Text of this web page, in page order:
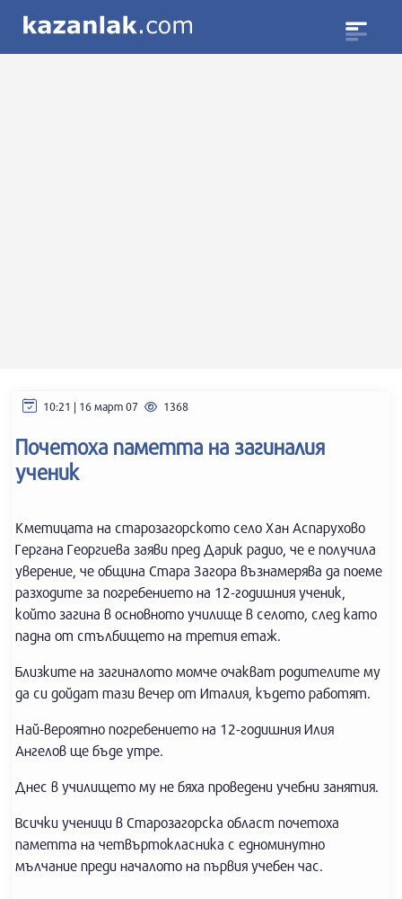
10:21 | 16 март 07 1368
Почетоха паметта на загиналия
ученик
Кметицата на старозагорското село Хан Аспарухово
Гергана Георгиева заяви пред Дарик радио, че е получила
уверение, че община Стара Загора възнамерява да поеме
разходите за погребението на 12-годишния ученик,
който загина в основното училище в селото, след като
падна от стълбището на третия етаж.
Близките на загиналото момче очакват родителите му
да си дойдат тази вечер от Италия, където работят.
Най-вероятно погребението на 12-годишния Илия
Ангелов ще бъде утре.
Днес в училището му не бяха проведени учебни занятия.
Всички ученици в Старозагорска област почетоха
паметта на четвъртокласника с едноминутно
мълчание преди началото на първия учебен час.